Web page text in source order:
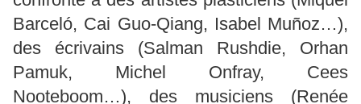
Barceló, Cai Guo-Qiang, Isabel Muñoz…),
des écrivains (Salman Rushdie, Orhan
Pamuk, Michel Onfray, Cees
Nooteboom…), des musiciens (Renée